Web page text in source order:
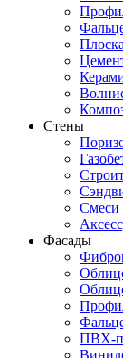
Стены
Смеси
Фасады
ПВХ-